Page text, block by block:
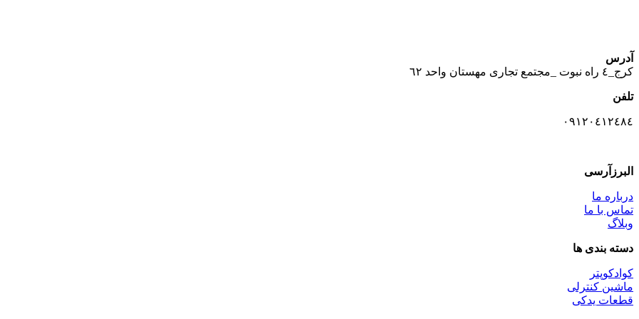
آدرس
كرج_٤ راه نبوت _مجتمع تجارى مهستان واحد ٦٢
تلفن
٠٩١٢٠٤١٢٤٨٤
البرزآرسی
درباره ما
تماس با ما
وبلاگ
دسته بندی ها
کوادکوپتر
ماشین کنترلی
قطعات یدکی